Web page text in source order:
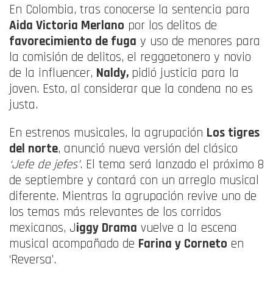
En Colombia, tras conocerse la sentencia para
Aida Victoria Merlano por los delitos de
favorecimiento de fuga y uso de menores para
la comisión de delitos, el reggaetonero y novio
de la influencer, Naldy, pidió justicia para la
joven. Esto, al considerar que la condena no es
justa.
En estrenos musicales, la agrupación Los tigres
del norte, anunció nueva versión del clásico
‘Jefe de jefes’. El tema será lanzado el próximo 8
de septiembre y contará con un arreglo musical
diferente. Mientras la agrupación revive uno de
los temas más relevantes de los corridos
mexicanos, Jiggy Drama vuelve a la escena
musical acompañado de Farina y Corneto en
‘Reversa’.